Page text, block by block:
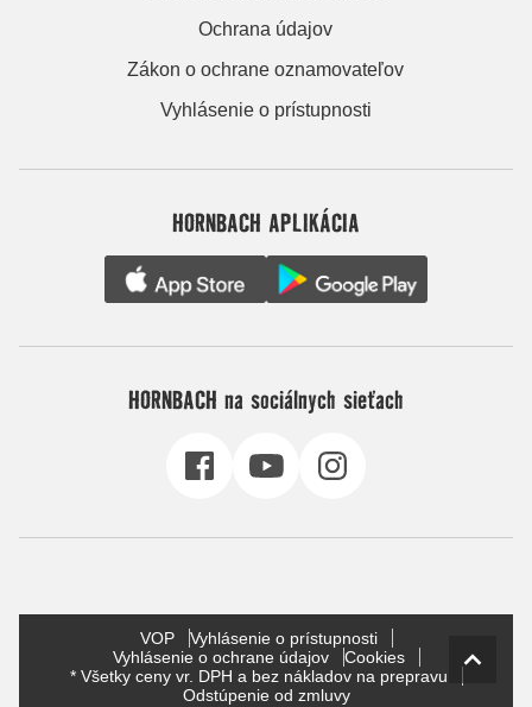
Ochrana údajov
Zákon o ochrane oznamovateľov
Vyhlásenie o prístupnosti
HORNBACH APLIKÁCIA
HORNBACH na sociálnych sieťach
VOP
Vyhlásenie o prístupnosti
Vyhlásenie o ochrane údajov
Cookies
* Všetky ceny vr. DPH a bez nákladov na prepravu
Odstúpenie od zmluvy